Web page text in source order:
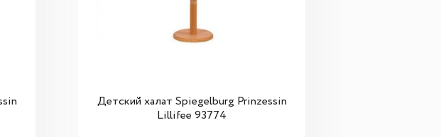
Детский халат Spiegelburg Prinzessin
Lillifee 93774